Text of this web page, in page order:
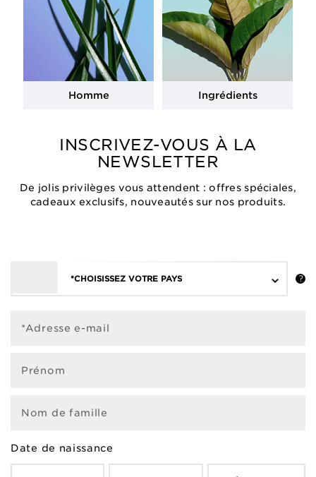
Homme Ingrédients
INSCRIVEZ-VOUS À LA
NEWSLETTER
De jolis privilèges vous attendent : offres spéciales,
cadeaux exclusifs, nouveautés sur nos produits.
*CHOISISSEZ VOTRE PAYS
*Adresse e-mail
Prénom
Nom de famille
Date de naissance